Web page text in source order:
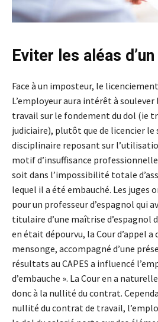
Eviter les aléas
Face à un imposteur, le
L’employeur aura intérêt à
travail sur le fondement du dol (ie
judiciaire), plutôt que de licencier
disciplinaire reposant sur
motif d’insuffisance professionnelle
soit dans l’impossibilité totale
lequel il a été embauché. Les juges
pour un professeur d’espagnol qui
titulaire d’une maîtrise d’espagnol
en était dépourvu, la Cour d’appel a
mensonge, accompagné d’une
résultats au CAPES a influencé
d’embauche ». La Cour en a
donc à la nullité du contrat.
nullité du contrat de travail,